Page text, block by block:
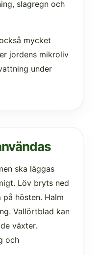
slagregn och
mycket
jordens mikroliv
under
ska läggas
Löv bryts ned
på hösten. Halm
Vallörtblad kan
växter.
och